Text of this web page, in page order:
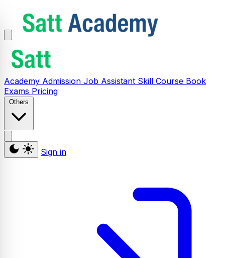
Academy Admission Job Assistant Skill Course Book
Exams Pricing
Others
Sign in